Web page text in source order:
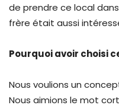
de prendre ce local
frère était aussi
Pourquoi avoir choisi
Nous voulions un
Nous aimions le mot